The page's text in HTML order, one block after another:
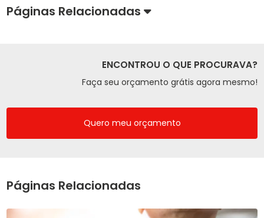
Páginas Relacionadas
ENCONTROU O QUE PROCURAVA?
Faça seu orçamento grátis agora mesmo!
Quero meu orçamento
Páginas Relacionadas